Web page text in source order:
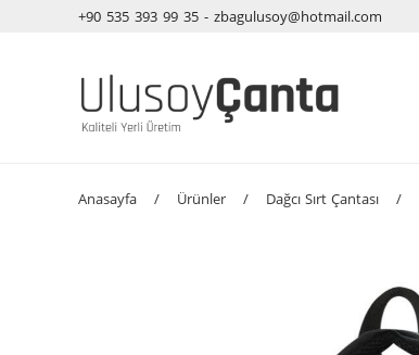
+90 535 393 99 35 - zbagulusoy@hotmail.com
Anasayfa / Ürünler / Dağcı Sırt Çantası /